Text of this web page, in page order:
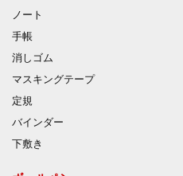
ノート
手帳
消しゴム
マスキングテープ
定規
バインダー
下敷き